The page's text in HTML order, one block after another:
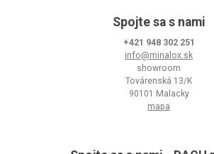
Spojte sa s nami
+421 948 302 251
info@minalox.sk
showroom
Továrenská 13/K
90101 Malacky
mapa